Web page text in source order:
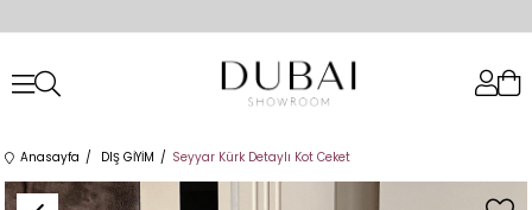
Anasayfa DIŞ GİYİM Seyyar Kürk Detaylı Kot Ceket